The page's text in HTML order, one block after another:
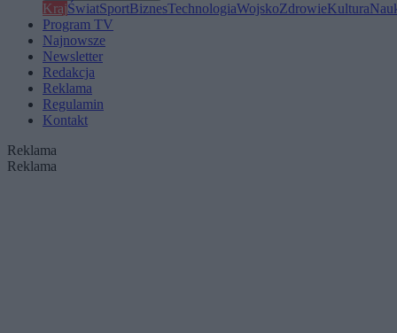
KrajŚwiatSportBiznesTechnologiaWojskoZdrowieKultura
Program TV
Najnowsze
Newsletter
Redakcja
Reklama
Regulamin
Kontakt
Reklama
Reklama